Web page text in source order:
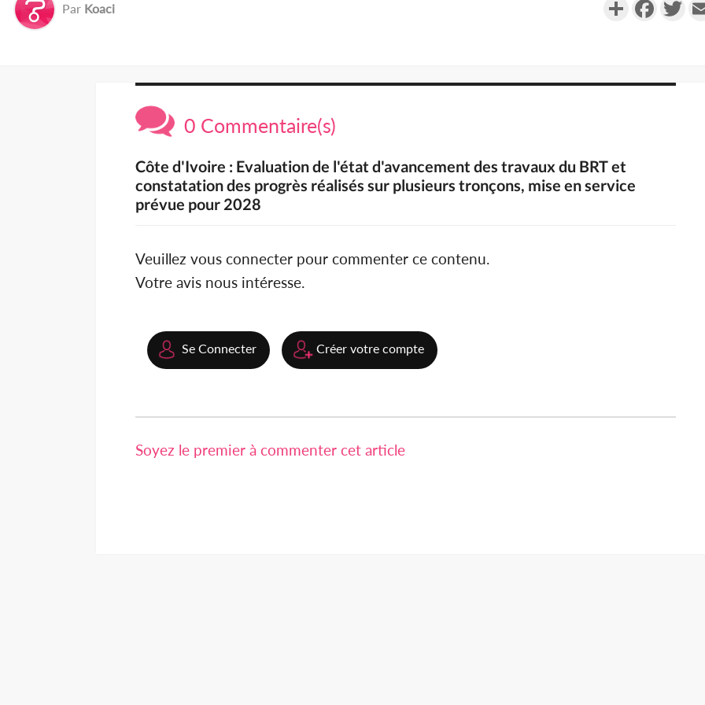
Par Koaci
0 Commentaire(s)
Côte d'Ivoire : Evaluation de l'état d'avancement des travaux du BRT et
constatation des progrès réalisés sur plusieurs tronçons, mise en service
prévue pour 2028
Veuillez vous connecter pour commenter ce contenu.
Votre avis nous intéresse.
Se Connecter Créer votre compte
Soyez le premier à commenter cet article